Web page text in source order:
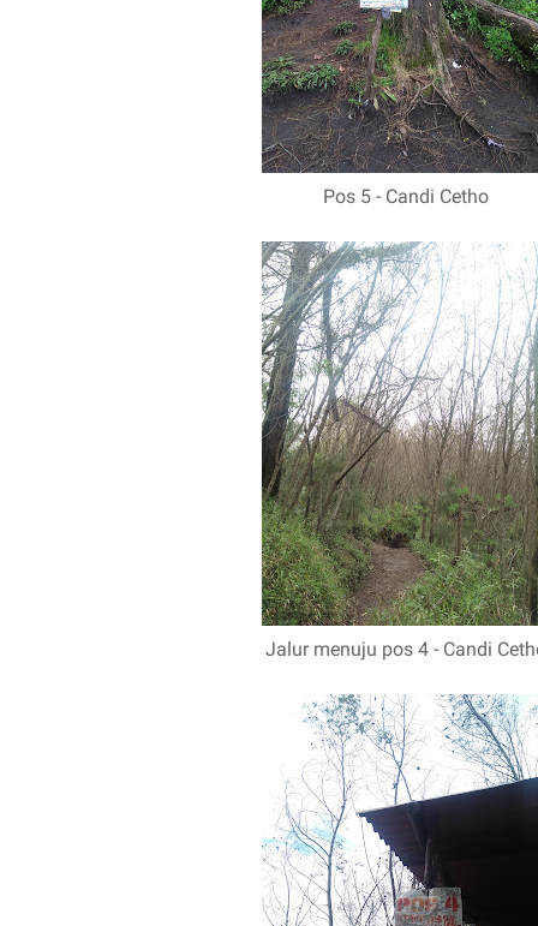
Pos 5 - Candi Cetho
Jalur menuju pos 4 - Candi